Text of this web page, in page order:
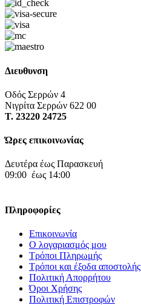
Διευθυνση
Οδός Σερρών 4
Νιγρίτα Σερρών 622 00
Τ. 23220 24725
Ώρες επικοινωνίας
Δευτέρα έως Παρασκευή
09:00 έως 14:00
Πληροφορίες
Επικοινωνία
Ο λογαριασμός μου
Τρόποι Πληρωμής
Τρόποι και έξοδα αποστολής
Πολιτική Απορρήτου
Όροι Χρήσης
Πολιτική Επιστροφών